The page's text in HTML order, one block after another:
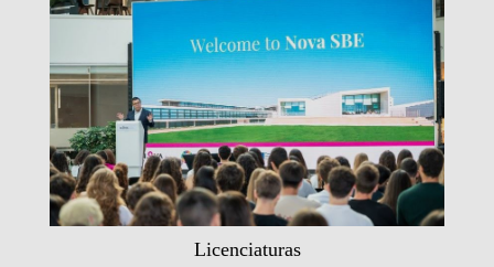
Licenciaturas